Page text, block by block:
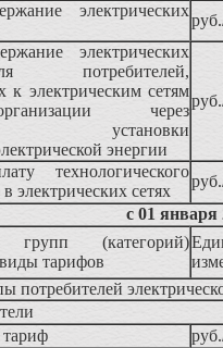
электрических
электрических
потребителей,
к электрическим сетям
через
установки
энергии
технологического
электрических сетях
с 01 января
групп (категорий)
тарифов
потребителей